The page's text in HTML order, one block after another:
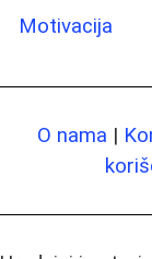
Motivacija
O nama |